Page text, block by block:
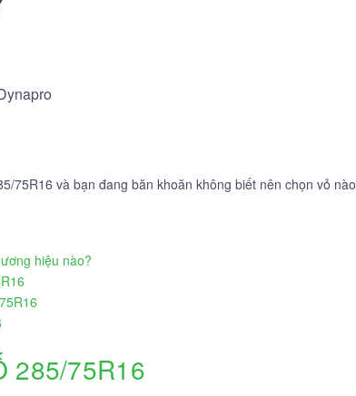
75R16 và bạn đang băn khoăn không biết nên chọn vỏ
hiệu nào?
285/75R16